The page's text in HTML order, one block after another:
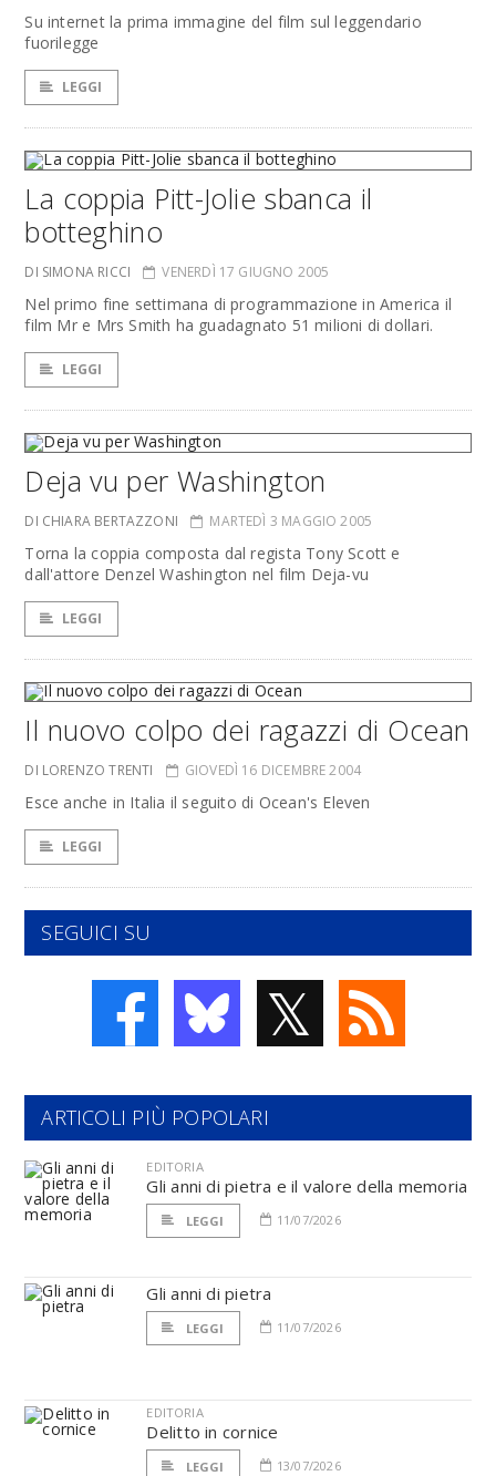
Su internet la prima immagine del film sul leggendario
fuorilegge
LEGGI
La coppia Pitt-Jolie sbanca il
botteghino
DI SIMONA RICCI VENERDÌ 17 GIUGNO 2005
Nel primo fine settimana di programmazione in America il
film Mr e Mrs Smith ha guadagnato 51 milioni di dollari.
LEGGI
Deja vu per Washington
DI CHIARA BERTAZZONI MARTEDÌ 3 MAGGIO 2005
Torna la coppia composta dal regista Tony Scott e
dall'attore Denzel Washington nel film Deja-vu
LEGGI
Il nuovo colpo dei ragazzi di Ocean
DI LORENZO TRENTI GIOVEDÌ 16 DICEMBRE 2004
Esce anche in Italia il seguito di Ocean's Eleven
LEGGI
SEGUICI SU
𝕏
ARTICOLI PIÙ POPOLARI
EDITORIA
Gli anni di pietra e il valore della memoria
LEGGI 11/07/2026
Gli anni di pietra
LEGGI 11/07/2026
EDITORIA
Delitto in cornice
LEGGI 13/07/2026